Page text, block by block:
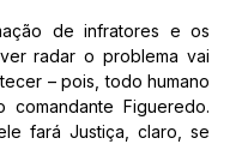
de infratores e os
radar o problema vai
– pois, todo humano
Figueredo.
fará Justiça, claro, se